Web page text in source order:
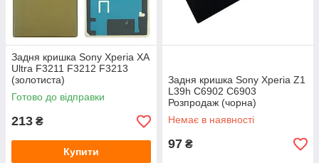
Задня кришка Sony Xperia XA
Ultra F3211 F3212 F3213
(золотиста)
Готово до відправки
213 ₴
Купити
Задня кришка Sony Xperia Z1
L39h C6902 C6903
Розпродаж (чорна)
Немає в наявності
97 ₴